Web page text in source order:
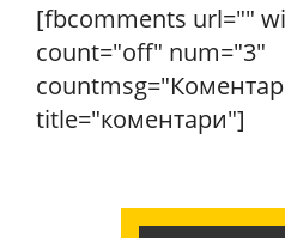
[fbcomments url=""
count="off" num="3"
title="коментари"]